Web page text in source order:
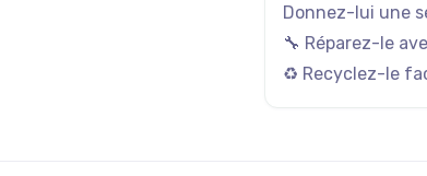
Donnez-lui une
🔧 Réparez-le
♻️ Recyclez-le